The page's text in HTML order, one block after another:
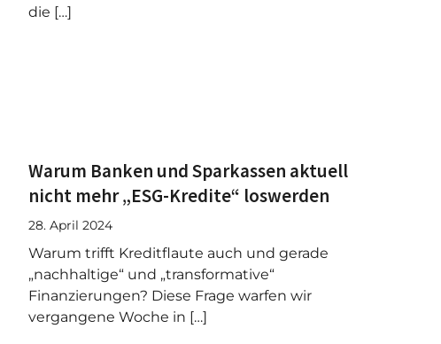
die […]
Warum Banken und Sparkassen aktuell
nicht mehr „ESG-Kredite“ loswerden
28. April 2024
Warum trifft Kreditflaute auch und gerade
„nachhaltige“ und „transformative“
Finanzierungen? Diese Frage warfen wir
vergangene Woche in […]